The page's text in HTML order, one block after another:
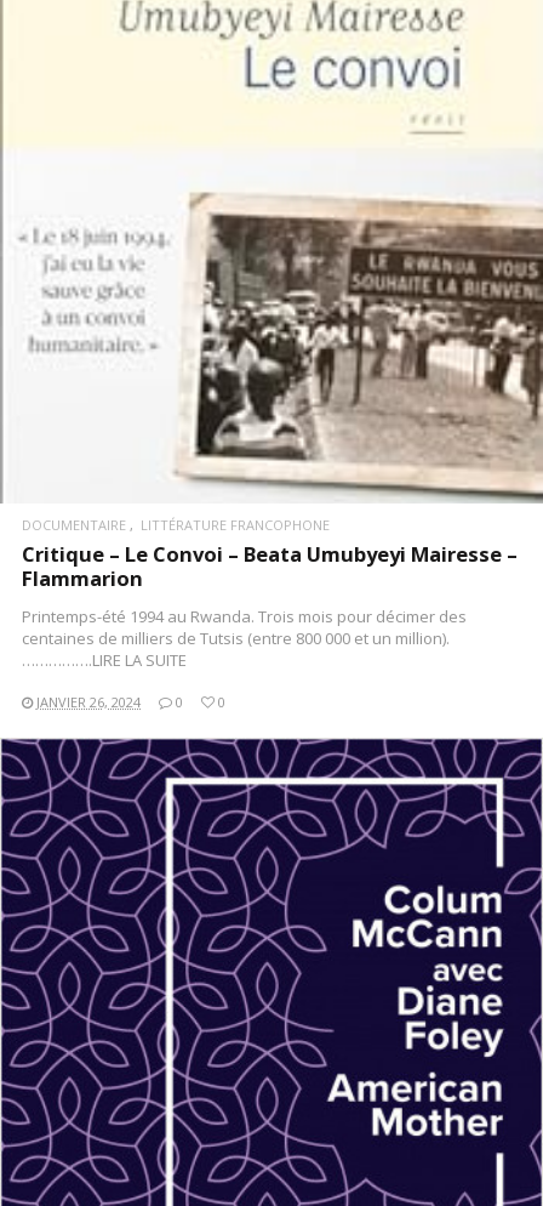
DOCUMENTAIRE LITTÉRATURE FRANCOPHONE
Critique – Le Convoi – Beata Umubyeyi Mairesse –
Flammarion
Printemps-été 1994 au Rwanda. Trois mois pour décimer des
centaines de milliers de Tutsis (entre 800 000 et un million).
…………….LIRE LA SUITE
JANVIER 26, 2024 0 0
LIRE LA SUITE